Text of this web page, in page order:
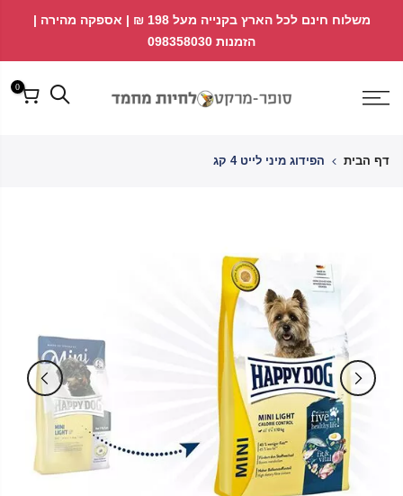
פתח ווידג'ט נגישות
משלוח חינם לכל הארץ בקנייה מעל 198 ₪ | אספקה מהירה |
הזמנות 098358030
0
דף הבית הפידוג מיני לייט 4 קג